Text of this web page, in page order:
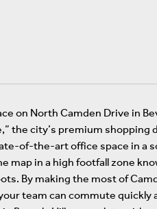
on North Camden Drive in
the city’s premium shopping
of-the-art office space in a
map in a high footfall zone
By making the most of
team can commute quickly